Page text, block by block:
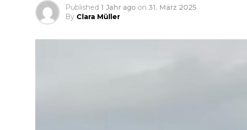
Published 1 Jahr ago on 31. März 2025
By Clara Müller